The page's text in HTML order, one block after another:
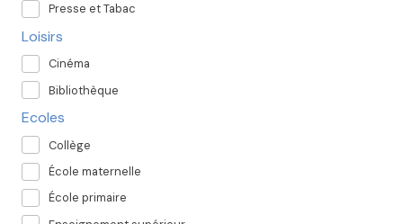
Presse et Tabac
Loisirs
Cinéma
Bibliothèque
Ecoles
Collège
École maternelle
École primaire